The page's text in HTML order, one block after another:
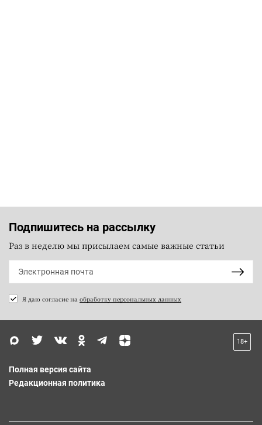
Подпишитесь на рассылку
Раз в неделю мы присылаем самые важные статьи
Я даю согласие на обработку персональных данных
18+
Полная версия сайта
Редакционная политика